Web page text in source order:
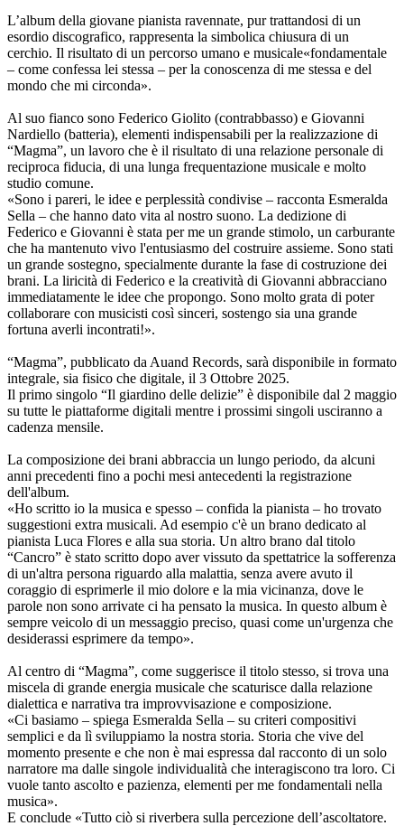
L’album della giovane pianista ravennate, pur trattandosi di un
esordio discografico, rappresenta la simbolica chiusura di un
cerchio. Il risultato di un percorso umano e musicale«fondamentale
– come confessa lei stessa – per la conoscenza di me stessa e del
mondo che mi circonda».
Al suo fianco sono Federico Giolito (contrabbasso) e Giovanni
Nardiello (batteria), elementi indispensabili per la realizzazione di
“Magma”, un lavoro che è il risultato di una relazione personale di
reciproca fiducia, di una lunga frequentazione musicale e molto
studio comune.
«Sono i pareri, le idee e perplessità condivise – racconta Esmeralda
Sella – che hanno dato vita al nostro suono. La dedizione di
Federico e Giovanni è stata per me un grande stimolo, un carburante
che ha mantenuto vivo l'entusiasmo del costruire assieme. Sono stati
un grande sostegno, specialmente durante la fase di costruzione dei
brani. La liricità di Federico e la creatività di Giovanni abbracciano
immediatamente le idee che propongo. Sono molto grata di poter
collaborare con musicisti così sinceri, sostengo sia una grande
fortuna averli incontrati!».
“Magma”, pubblicato da Auand Records, sarà disponibile in formato
integrale, sia fisico che digitale, il 3 Ottobre 2025.
Il primo singolo “Il giardino delle delizie” è disponibile dal 2 maggio
su tutte le piattaforme digitali mentre i prossimi singoli usciranno a
cadenza mensile.
La composizione dei brani abbraccia un lungo periodo, da alcuni
anni precedenti fino a pochi mesi antecedenti la registrazione
dell'album.
«Ho scritto io la musica e spesso – confida la pianista – ho trovato
suggestioni extra musicali. Ad esempio c'è un brano dedicato al
pianista Luca Flores e alla sua storia. Un altro brano dal titolo
“Cancro” è stato scritto dopo aver vissuto da spettatrice la sofferenza
di un'altra persona riguardo alla malattia, senza avere avuto il
coraggio di esprimerle il mio dolore e la mia vicinanza, dove le
parole non sono arrivate ci ha pensato la musica. In questo album è
sempre veicolo di un messaggio preciso, quasi come un'urgenza che
desiderassi esprimere da tempo».
Al centro di “Magma”, come suggerisce il titolo stesso, si trova una
miscela di grande energia musicale che scaturisce dalla relazione
dialettica e narrativa tra improvvisazione e composizione.
«Ci basiamo – spiega Esmeralda Sella – su criteri compositivi
semplici e da lì sviluppiamo la nostra storia. Storia che vive del
momento presente e che non è mai espressa dal racconto di un solo
narratore ma dalle singole individualità che interagiscono tra loro. Ci
vuole tanto ascolto e pazienza, elementi per me fondamentali nella
musica».
E conclude «Tutto ciò si riverbera sulla percezione dell’ascoltatore.